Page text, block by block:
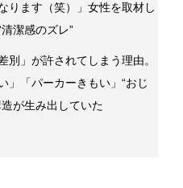
ります（笑）」女性を取材し
潔感のズレ”
別」が許されてしまう理由。
」「パーカーきもい」“おじ
が生み出していた